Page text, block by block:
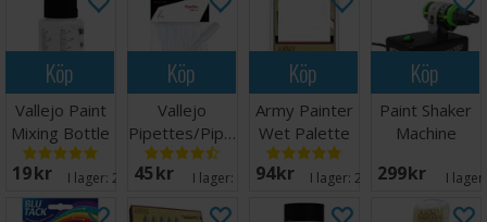
Köp
Vallejo Paint
Mixing Bottle
35ml
19 SEK I lager: 20+
Köp
Vallejo
Pipettes/Pipetter
(3ml) - 8 st
45 SEK I lager:
Köp
Army Painter
Wet Palette
Refill
94 SEK I lager:20+
Köp
Paint Shaker
Machine
299 SEK I